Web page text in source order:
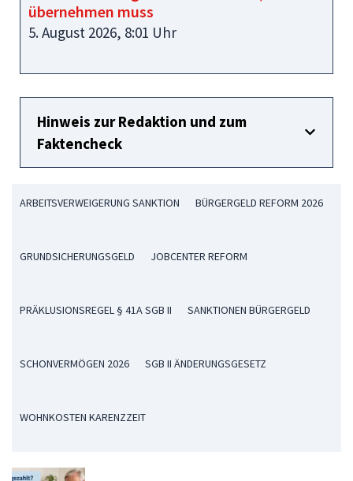
übernehmen muss
5. August 2026, 8:01 Uhr
Hinweis zur Redaktion und zum
Faktencheck
ARBEITSVERWEIGERUNG SANKTION BÜRGERGELD REFORM 2026
GRUNDSICHERUNGSGELD JOBCENTER REFORM
PRÄKLUSIONSREGEL § 41A SGB II SANKTIONEN BÜRGERGELD
SCHONVERMÖGEN 2026 SGB II ÄNDERUNGSGESETZ
WOHNKOSTEN KARENZZEIT